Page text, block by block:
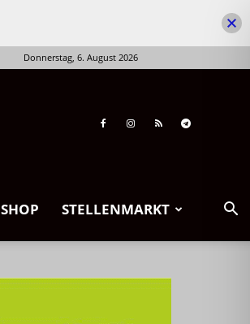
Donnerstag, 6. August 2026
SHOP STELLENMARKT